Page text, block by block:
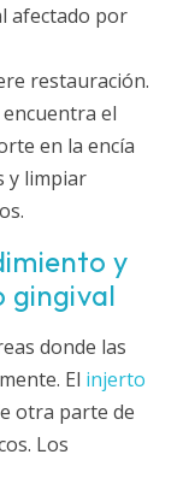
afectado por
restauración.
el
en la encía
y limpiar
y
gingival
donde las
El injerto
otra parte de
Los